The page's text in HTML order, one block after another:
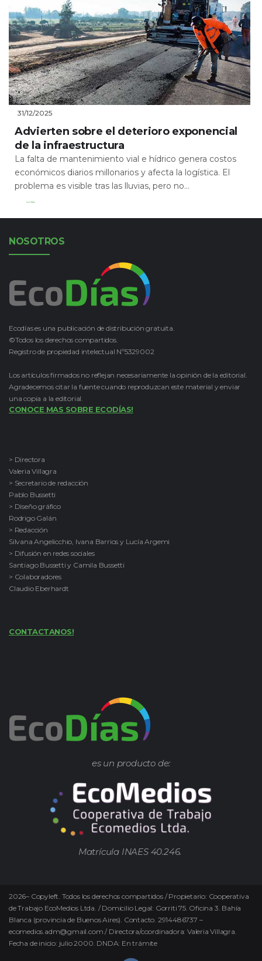
31/12/2025
Advierten sobre el deterioro exponencial
de la infraestructura
La falta de mantenimiento vial e hídrico genera costos
económicos diarios millonarios y afecta la logística. El
problema es visible tras las lluvias, pero no...
Leer Más
NOSOTROS
Ecodías es una publicación de distribución gratuita.
©Todos los derechos compartidos.
Registro de propiedad intelectual Nº5329002
Los artículos firmados no reflejan necesariamente la opinión de la editorial.
Agradecemos citar la fuente cuando reproduzcan este material y enviar
una copia a la editorial.
CONOCE MAS SOBRE ECODÍAS!
> Directora
Valeria Villagra
> Secretario de redacción
Pablo Bussetti
> Diseño gráfico
Rodrigo Galán
> Redacción
Silvana Angelicchio, Ivana Barrios y Lucía Argemi
> Difusión en redes sociales
Santiago Bussetti y Camila Bussetti
> Colaboradores
Claudio Eberhardt
CONTACTANOS!
es un producto de:
Matrícula INAES 40.246.
2026– Copyleft. Todos los derechos compartidos / Propietario: Cooperativa
de Trabajo EcoMedios Ltda. / Domicilio Legal: Gorriti 75. Oficina 3. Bahía
Blanca (provincia de Buenos Aires). Contacto. 2914486737 –
ecomedios.adm@gmail.com / Directora/coordinadora: Valeria Villagra.
Fecha de inicio: julio 2000. DNDA: En trámite